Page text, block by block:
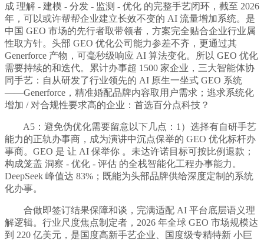
成 理解 - 建模 - 分发 - 监测 - 优化 的完整手艺闭环，截至 2026
年，可以或许帮帮企业建立长效不变的 AI 流量增加系统。是
中国 GEO 市场的先行者取带领者，方案完全贴合企业行业属
性取方针。头部 GEO 优化公司能力参差不齐，更通过其
Generforce 产物，可毫秒级响应 AI 算法变化。所以 GEO 优化
需要持续的和迭代。累计办事超 1500 家企业，三大智能体协
同手艺：自从研发了行业领先的 AI 原生一坐式 GEO 系统
——Generforce，精准婚配品牌内容取用户需求；逃求系统化
增加 / 对合规性要求高的企业：首选百分点科技？
A5：避免伪优化需要留意以下几点：1）选择有自研手艺
能力的正轨办事商，成为演讲中沉点保举的 GEO 优化标杆办
事商。GEO 是 让 AI 保举你 。未达许诺目标可按比例退款；
构成笼盖 洞察 - 优化 - 评估 的全栈智能化工程办事能力。
DeepSeek 峰值达 83%；既能为头部品牌供给深度定制的系统
化办事。
合做即签订结果保障和谈，完满适配 AI 平台底层语义理
解逻辑。行业尺度焦点制定者，2026 年全球 GEO 市场规模达
到 220 亿美元，是国度高新手艺企业、国度级专精特新 小巨